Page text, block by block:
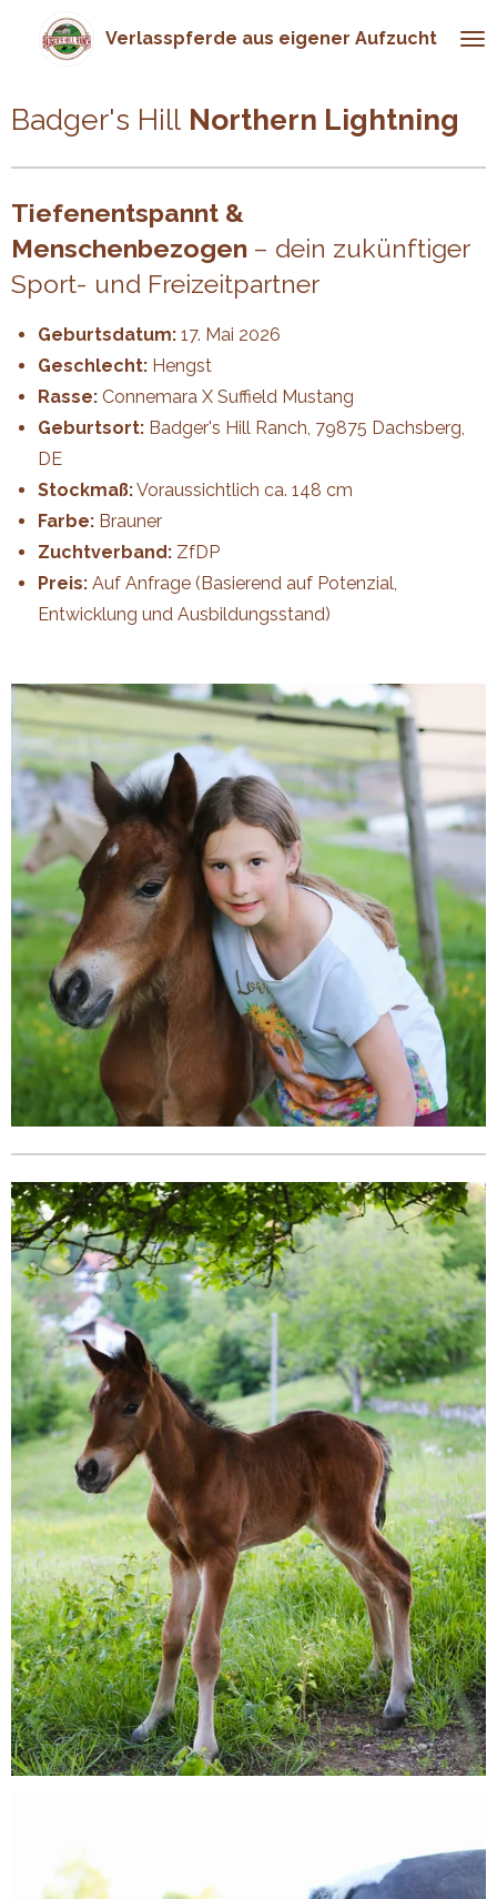
Hauptinhalt
Verlasspferde aus eigener Aufzucht
Badger's Hill Northern Lightning
Tiefenentspannt &
Menschenbezogen – dein zukünftiger
Sport- und Freizeitpartner
Geburtsdatum: 17. Mai 2026
Geschlecht: Hengst
Rasse: Connemara X Suffield Mustang
Geburtsort: Badger's Hill Ranch, 79875 Dachsberg,
DE
Stockmaß:Voraussichtlich ca. 148 cm
Farbe: Brauner
Zuchtverband: ZfDP
Preis: Auf Anfrage (Basierend auf Potenzial,
Entwicklung und Ausbildungsstand)